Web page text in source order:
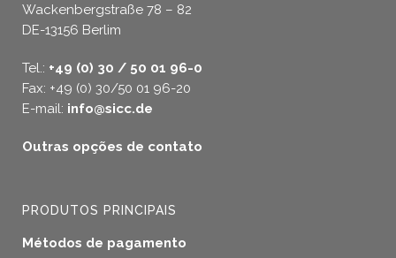
Wackenbergstraße 78 – 82
DE-13156 Berlim
Tel.: +49 (0) 30 / 50 01 96-0
Fax: +49 (0) 30/50 01 96-20
E-mail: info@sicc.de
Outras opções de contato
PRODUTOS PRINCIPAIS
Métodos de pagamento